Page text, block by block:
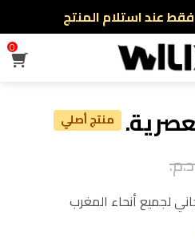
الولايات
عند استلام المنتج
0
منتج أصلي
د.م.